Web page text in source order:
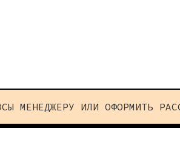
МЕНЕДЖЕРУ ИЛИ ОФОРМИТЬ